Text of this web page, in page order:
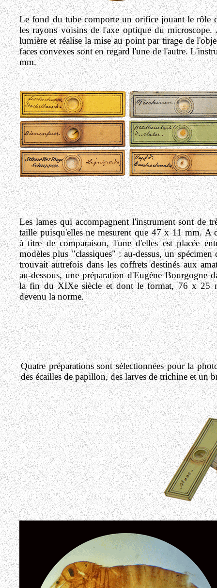
Le fond du tube comporte un orifice jouant le rôle
les rayons voisins de l'axe optique du
lumière et réalise la mise au point par tirage de
faces convexes sont en regard l'une de l'autre.
mm.
Les lames qui accompagnent l'instrument sont de
taille puisqu'elles ne mesurent que 47 x 11 mm.A
à titre de comparaison, l'une d'elles est placée
modèles plus "classiques" : au-dessus, un spécimen
trouvait autrefois dans les coffrets destinés aux
au-dessous, une préparation d'Eugène Bourgogne
la fin du XIXe siècle et dont le format, 76 x 25
devenu la norme.
Quatre préparations sont sélectionnées pour la
des écailles de papillon, des larves de trichine et un